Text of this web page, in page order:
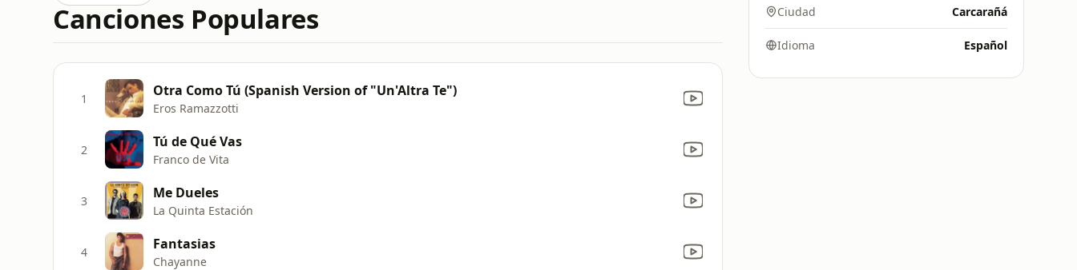
Canciones Populares
1 Otra Como Tú (Spanish Version of "Un'Altra Te")
Eros Ramazzotti
2 Tú de Qué Vas
Franco de Vita
3 Me Dueles
La Quinta Estación
4 Fantasias
Chayanne
Ciudad Carcarañá
Idioma Español